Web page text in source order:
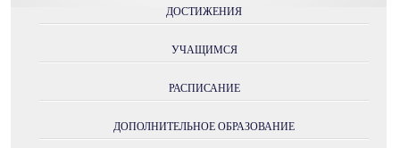
ДОСТИЖЕНИЯ
УЧАЩИМСЯ
РАСПИСАНИЕ
ДОПОЛНИТЕЛЬНОЕ ОБРАЗОВАНИЕ